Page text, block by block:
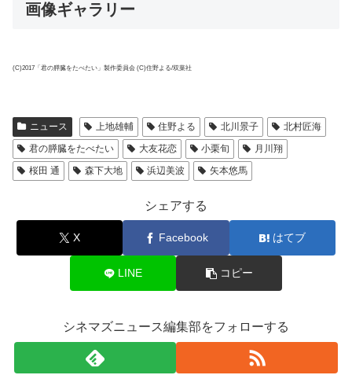
画像ギャラリー
(C)2017「君の膵臓をたべたい」製作委員会 (C)住野よる/双葉社
ニュース 上地雄輔 住野よる 北川景子
北村匠海
君の膵臓をたべたい
大友花恋 小栗旬
月川翔
桜田 通
森下大地 浜辺美波 矢本悠馬
シェアする
X Facebook はてブ
LINE コピー
シネマズニュース編集部をフォローする